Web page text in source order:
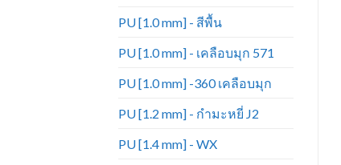
PU [1.0 mm] - สีพื้น
PU [1.0 mm] - เคลือบมุก 571
PU [1.0 mm] -360 เคลือบมุก
PU [1.2 mm] - กำมะหยี่ J2
PU [1.4 mm] - WX